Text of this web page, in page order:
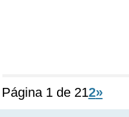
Página 1 de 212»